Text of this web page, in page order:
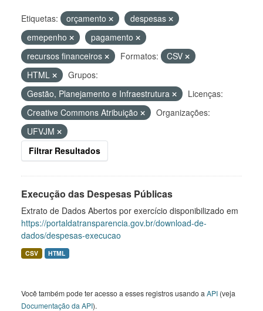
Etiquetas: orçamento
despesas
emepenho
pagamento
recursos financeiros
Formatos:
CSV
HTML
Grupos:
Gestão, Planejamento e Infraestrutura
Licenças:
Creative Commons Atribuição
Organizações:
UFVJM
Filtrar Resultados
Execução das Despesas Públicas
Extrato de Dados Abertos por exercício disponibilizado em
https://portaldatransparencia.gov.br/download-de-
dados/despesas-execucao
CSV HTML
Você também pode ter acesso a esses registros usando a API (veja
Documentação da API).